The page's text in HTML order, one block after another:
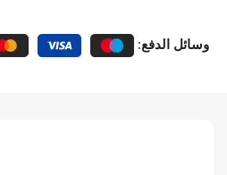
وسائل الدفع: